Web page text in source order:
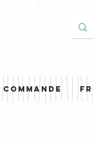
COMMANDE